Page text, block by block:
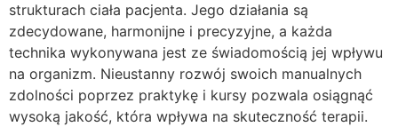
strukturach ciała pacjenta. Jego działania są
zdecydowane, harmonijne i precyzyjne, a każda
technika wykonywana jest ze świadomością jej wpływu
na organizm. Nieustanny rozwój swoich manualnych
zdolności poprzez praktykę i kursy pozwala osiągnąć
wysoką jakość, która wpływa na skuteczność terapii.